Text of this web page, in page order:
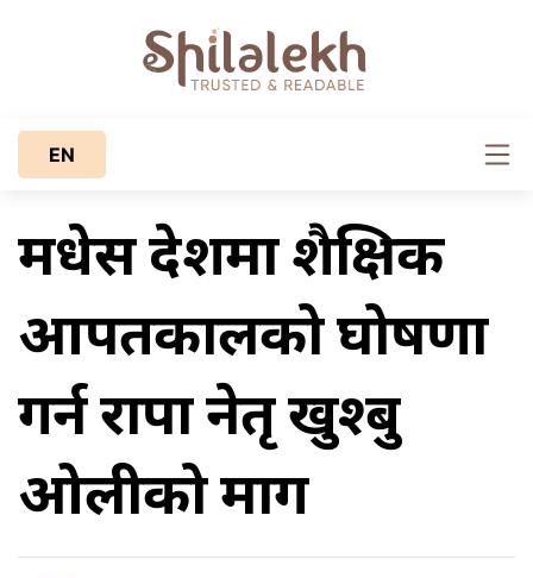
EN
मधेस प्रदेशमा शैक्षिक
आपतकालको घोषणा
गर्न राप्रपा नेतृ खुश्बु
ओलीको माग